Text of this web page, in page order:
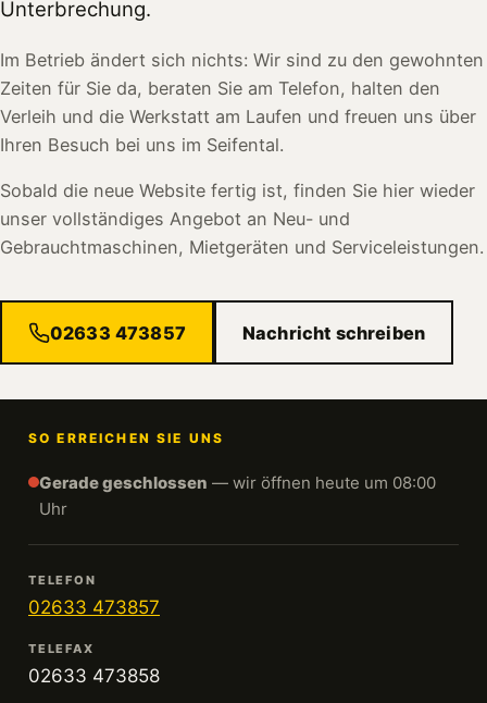
Unterbrechung.
Im Betrieb ändert sich nichts: Wir sind zu den gewohnten
Zeiten für Sie da, beraten Sie am Telefon, halten den
Verleih und die Werkstatt am Laufen und freuen uns über
Ihren Besuch bei uns im Seifental.
Sobald die neue Website fertig ist, finden Sie hier wieder
unser vollständiges Angebot an Neu- und
Gebrauchtmaschinen, Mietgeräten und Serviceleistungen.
02633 473857 Nachricht schreiben
SO ERREICHEN SIE UNS
Gerade geschlossen — wir öffnen heute um 08:00
Uhr
TELEFON
02633 473857
TELEFAX
02633 473858